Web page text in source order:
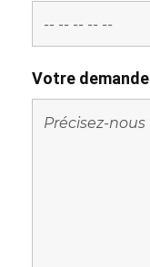
Votre demande